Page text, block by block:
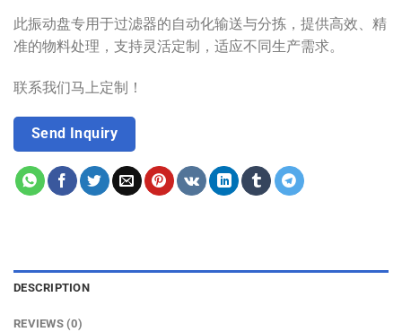
此振动盘专用于过滤器的自动化输送与分拣，提供高效、精
准的物料处理，支持灵活定制，适应不同生产需求。
联系我们马上定制！
Send Inquiry
DESCRIPTION
REVIEWS (0)